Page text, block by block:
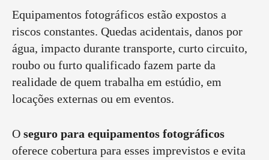
Equipamentos fotográficos estão expostos a
riscos constantes. Quedas acidentais, danos por
água, impacto durante transporte, curto circuito,
roubo ou furto qualificado fazem parte da
realidade de quem trabalha em estúdio, em
locações externas ou em eventos.
O seguro para equipamentos fotográficos
oferece cobertura para esses imprevistos e evita